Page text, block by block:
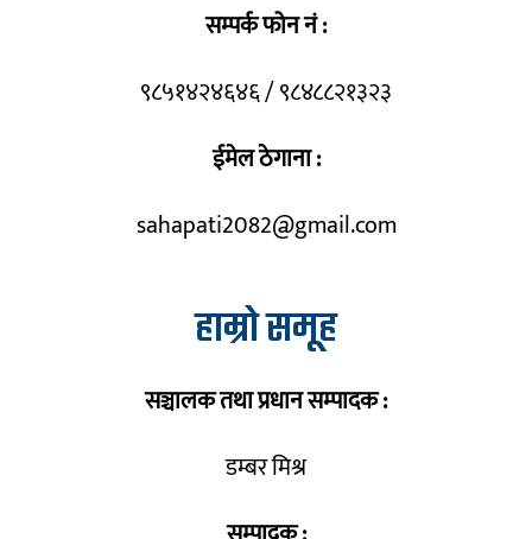
सम्पर्क फोन नं :
९८५१४२४६४६ / ९८४८८२१३२३
ईमेल ठेगाना :
sahapati2082@gmail.com
हाम्रो समूह
सञ्चालक तथा प्रधान सम्पादक :
डम्बर मिश्र